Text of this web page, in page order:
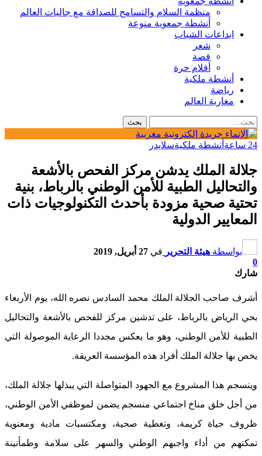
منظمة السلام والتسامح للصداقة مع جاليات العالم
أنشطة جمعوية منوعة
ابداعات الشباب
شعر
قصة
أقلام حرة
أنشطة ملكية
رياضة
مغاربة العالم
24 ساعة أنشطة ملكيةسلايدر
جلالة الملك يدشن مركز الفحص بالأشعة
والتحاليل الطبية للأمن الوطني بالرباط، بنية
تحتية صحية مزودة بأحدث التكنولوجيات ذات
المعايير الدولية
بواسطة هيئة التحرير في 27 أبريل, 2019
0
شارك
أشرف صاحب الجلالة الملك محمد السادس نصره الله، يوم الأربعاء
بحي الرياض بالرباط، على تدشين مركز للفحص بالأشعة والتحاليل
الطبية للأمن الوطني، وهو ما يعكس مجددا الرعاية الموصولة التي
يخص بها جلالة الملك أفراد هذه المؤسسة العريقة.
وينسجم هذا المشروع مع الجهود المتواصلة التي يبذلها جلالة الملك،
من أجل خلق مناخ اجتماعي منسجم يضمن لموظفي الأمن الوطني،
ظروف حياة كريمة، وتغطية صحية، ومكتسبات مادية ومعنوية
تمكنهم من أداء واجبهم الوطني والسهر على سلامة وطمأنينة